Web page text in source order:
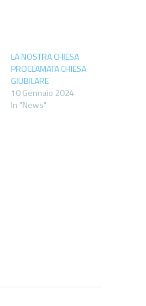
LA NOSTRA CHIESA
PROCLAMATA CHIESA
GIUBILARE
10 Gennaio 2024
In "News"